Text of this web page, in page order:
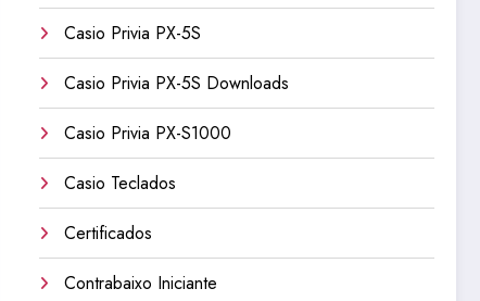
Casio Privia PX-5S
Casio Privia PX-5S Downloads
Casio Privia PX-S1000
Casio Teclados
Certificados
Contrabaixo Iniciante